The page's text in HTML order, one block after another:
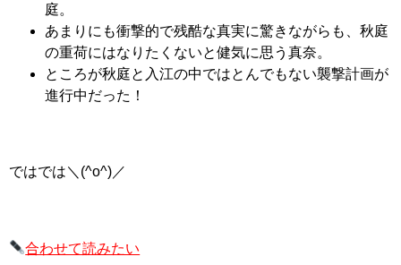
庭。
あまりにも衝撃的で残酷な真実に驚きながらも、秋庭
の重荷にはなりたくないと健気に思う真奈。
ところが秋庭と入江の中ではとんでもない襲撃計画が
進行中だった！
ではでは＼(^o^)／
合わせて読みたい